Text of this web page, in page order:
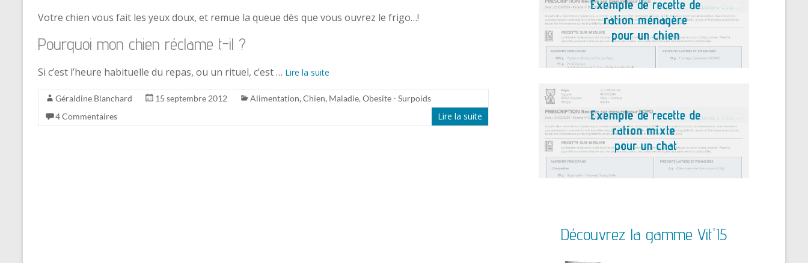
Votre chien vous fait les yeux doux, et remue la queue dès que vous ouvrez le frigo…!
Pourquoi mon chien réclame t-il ?
Si c’est l’heure habituelle du repas, ou un rituel, c’est … Lire la suite
Géraldine Blanchard 15 septembre 2012 Alimentation, Chien, Maladie, Obesite - Surpoids
4 Commentaires
Lire la suite
Découvrez la gamme Vit'I5